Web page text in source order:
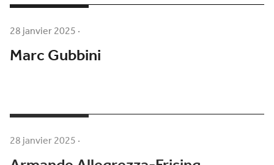
28 janvier 2025·
Marc Gubbini
28 janvier 2025·